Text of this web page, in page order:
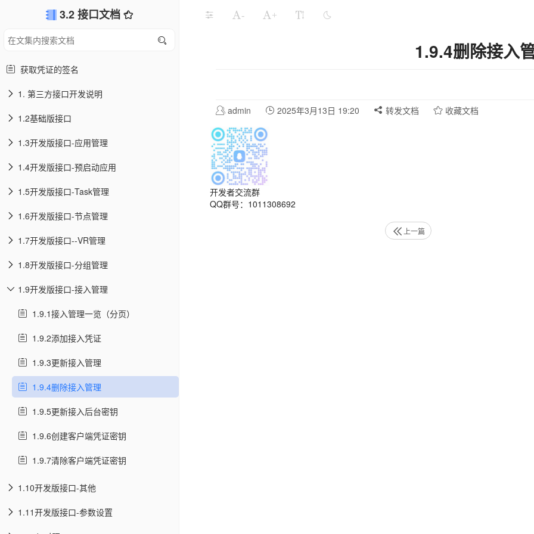
3.2 接口文档
获取凭证的签名
1. 第三方接口开发说明
1.2基础版接口
1.3开发版接口-应用管理
1.4开发版接口-预启动应用
1.5开发版接口-Task管理
1.6开发版接口-节点管理
1.7开发版接口--VR管理
1.8开发版接口-分组管理
1.9开发版接口-接入管理
1.9.1接入管理一览（分页）
1.9.2添加接入凭证
1.9.3更新接入管理
1.9.4删除接入管理
1.9.5更新接入后台密钥
1.9.6创建客户端凭证密钥
1.9.7清除客户端凭证密钥
1.10开发版接口-其他
1.11开发版接口-参数设置
- +
1.9.4删除接入
admin 2025年3月13日 19:20 转发文档 收藏文档
开发者交流群
QQ群号：1011308692
上一篇